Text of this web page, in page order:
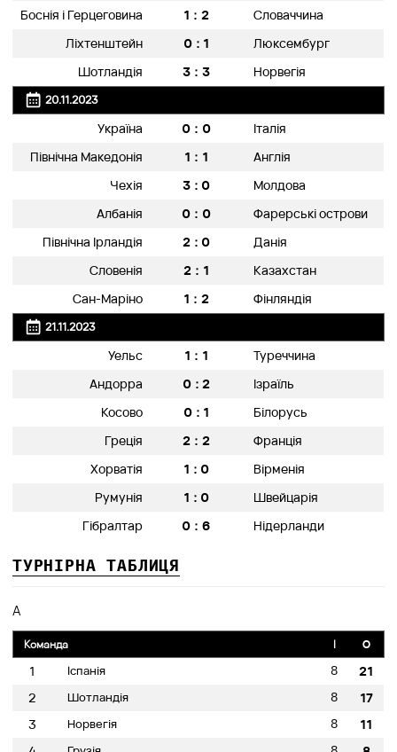
Боснія і Герцеговина
1:2
Словаччина
Ліхтенштейн
0:1
Люксембург
Шотландія
3:3 Норвегія
20.11.2023
Україна 0:0
Італія
Північна Македонія
1:1
Англія
Чехія
3:0
Молдова
Албанія
0:0
Фарерські острови
Північна Ірландія
2:0
Данія
Словенія
2:1
Казахстан
Сан-Маріно
1:2 Фінляндія
21.11.2023
Уельс 1:1
Туреччина
Андорра
0:2
Ізраїль
Косово
0:1
Білорусь
Греція
2:2
Франція
Хорватія
1:0
Вірменія
Румунія
1:0
Швейцарія
Гібралтар
0:6 Нідерланди
ТУРНІРНА ТАБЛИЦЯ
A
Команда I O
1 Іспанія 8
21
2
Шотландія 8
17
3
Норвегія 8
11